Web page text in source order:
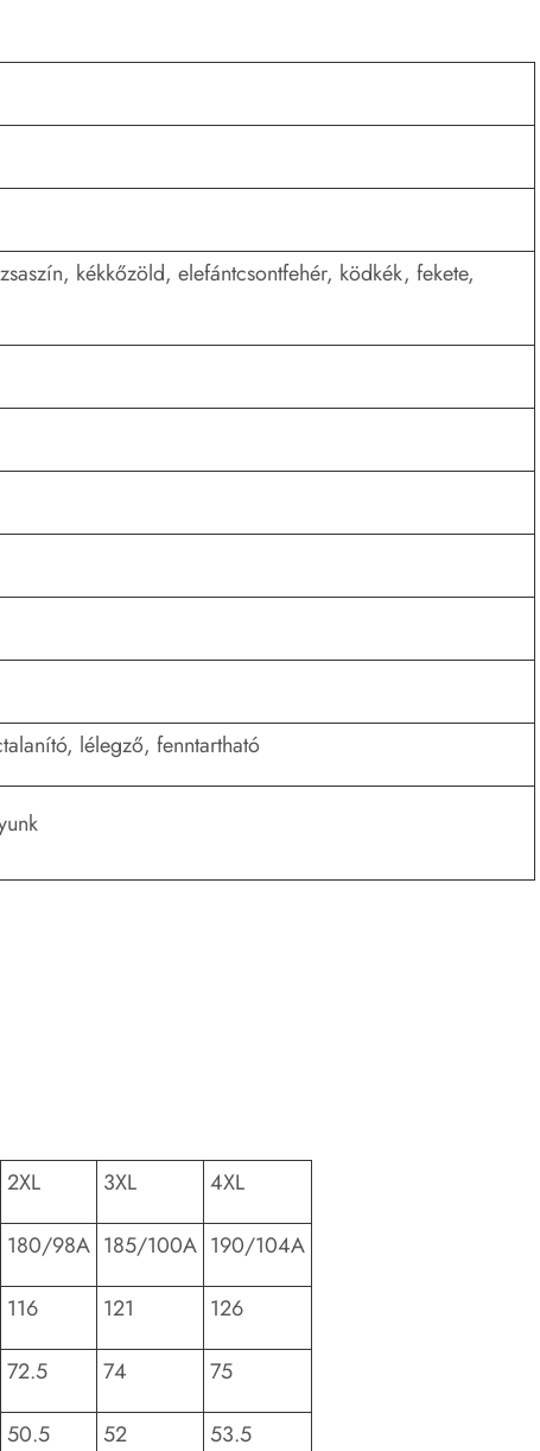
kékkőzöld, elefántcsontfehér, ködkék, fekete,
lélegző, fenntartható
2XL 3XL 4XL
180/98A 185/100A 190/104A
116 121 126
72.5 74 75
50.5 52 53.5